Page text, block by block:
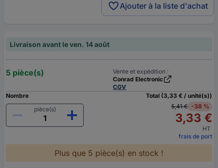
Ajouter à la liste d'achat
Livraison avant le ven. 14 août
5 pièce(s)
Vente et expédition :
Conrad Electronic
CGV
Nombre
pièce(s)
Total (3,33 € / unité(s))
5,41 € -38 %
3,33 €
HT
frais de port
Plus que 5 pièce(s) en stock !